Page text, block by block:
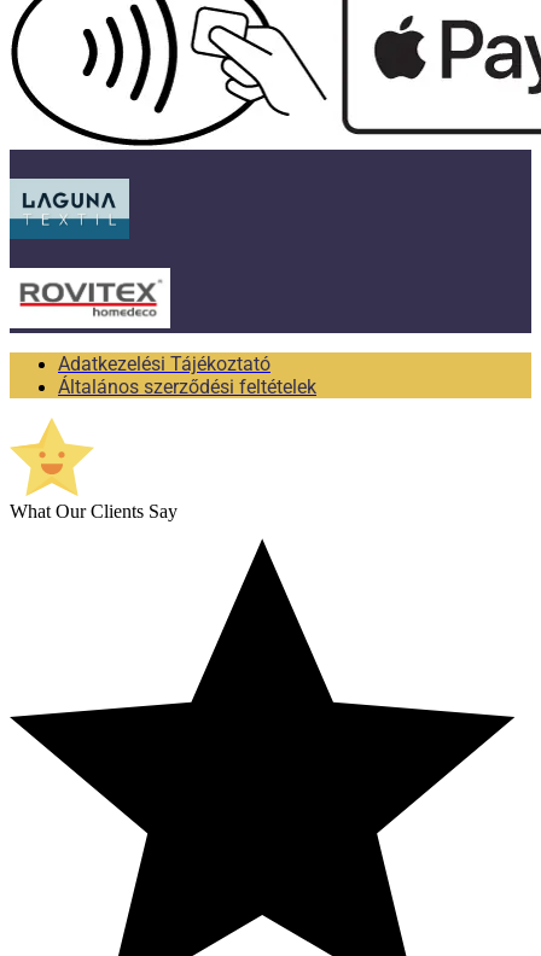
Adatkezelési Tájékoztató
Általános szerződési feltételek
What Our Clients Say